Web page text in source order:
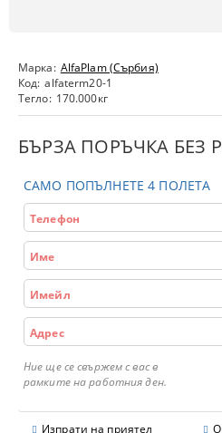
Марка: AlfaPlam (Сърбия)
Код: alfaterm20-1
Тегло: 170.000кг
БЪРЗА ПОРЪЧКА БЕЗ
САМО ПОПЪЛНЕТЕ 4 ПОЛЕТА
Ние ще се свържем с вас в
рамките на работния ден.
Изпрати на приятел